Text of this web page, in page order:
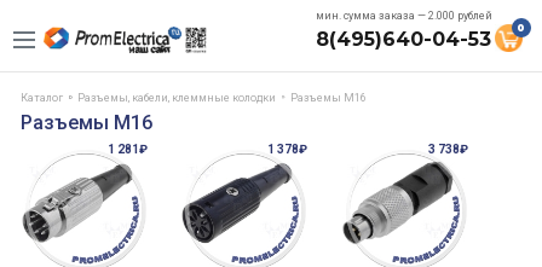
мин. сумма заказа — 2.000 рублей
8(495)640-04-53 0
Каталог Разъемы, кабели, клеммные колодки Разъемы M16
Разъемы M16
1 281₽ 1 378₽ 3 738₽